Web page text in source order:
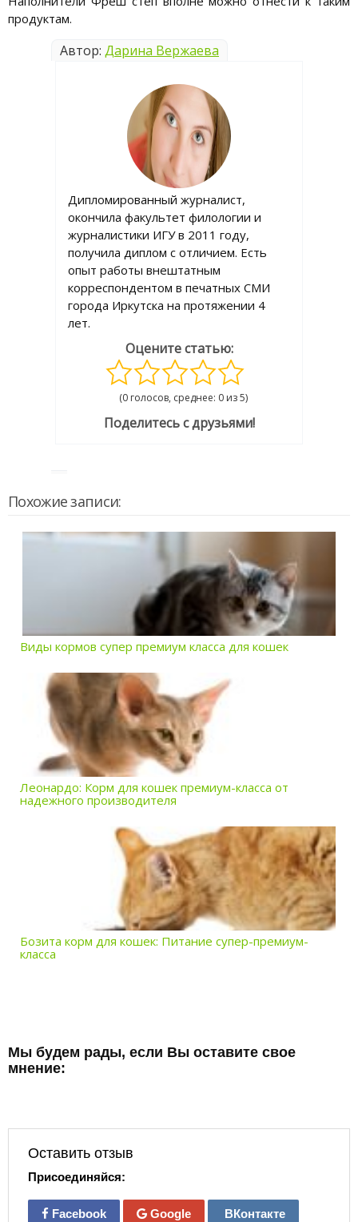
продуктам.
Автор: Дарина Вержаева
Дипломированный журналист,
окончила факультет филологии и
журналистики ИГУ в 2011 году,
получила диплом с отличием. Есть
опыт работы внештатным
корреспондентом в печатных СМИ
города Иркутска на протяжении 4
лет.
Оцените статью:
(0 голосов, среднее: 0 из 5)
Поделитесь с друзьями!
Похожие записи:
Виды кормов супер премиум класса для кошек
Леонардо: Корм для кошек премиум-класса от
надежного производителя
Бозита корм для кошек: Питание супер-премиум-
класса
Мы будем рады, если Вы оставите свое
мнение:
Оставить отзыв
Присоединяйся:
Facebook Google ВКонтакте